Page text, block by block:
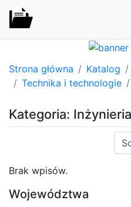
Strona główna Katalog
Technika i technologie
Kategoria:
Brak wpisów.
Województwa